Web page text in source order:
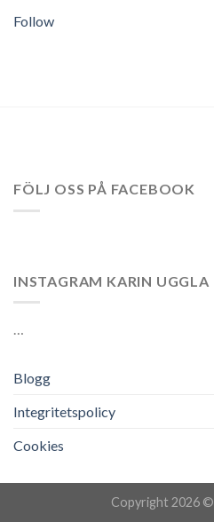
Follow
FÖLJ OSS PÅ FACEBOOK
INSTAGRAM KARIN UGGLA
…
Blogg
Integritetspolicy
Cookies
Copyright 2026 ©